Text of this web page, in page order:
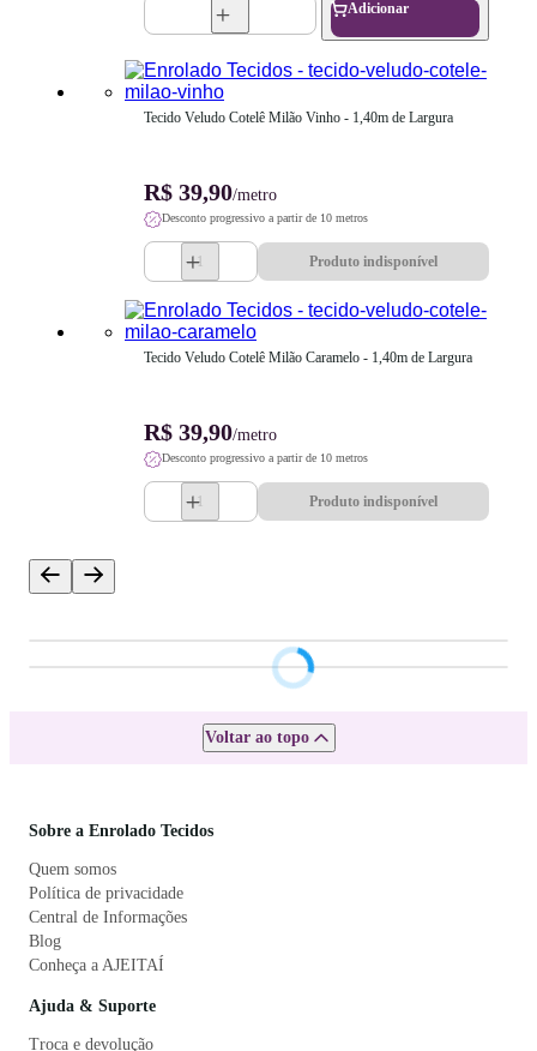
Adicionar
Tecido Veludo Cotelê Milão Vinho - 1,40m de Largura
R$ 39,90/metro
Desconto progressivo a partir de 10 metros
Produto indisponível
Tecido Veludo Cotelê Milão Caramelo - 1,40m de Largura
R$ 39,90/metro
Desconto progressivo a partir de 10 metros
Produto indisponível
Voltar ao topo
Sobre a Enrolado Tecidos
Quem somos
Política de privacidade
Central de Informações
Blog
Conheça a AJEITAÍ
Ajuda & Suporte
Troca e devolução